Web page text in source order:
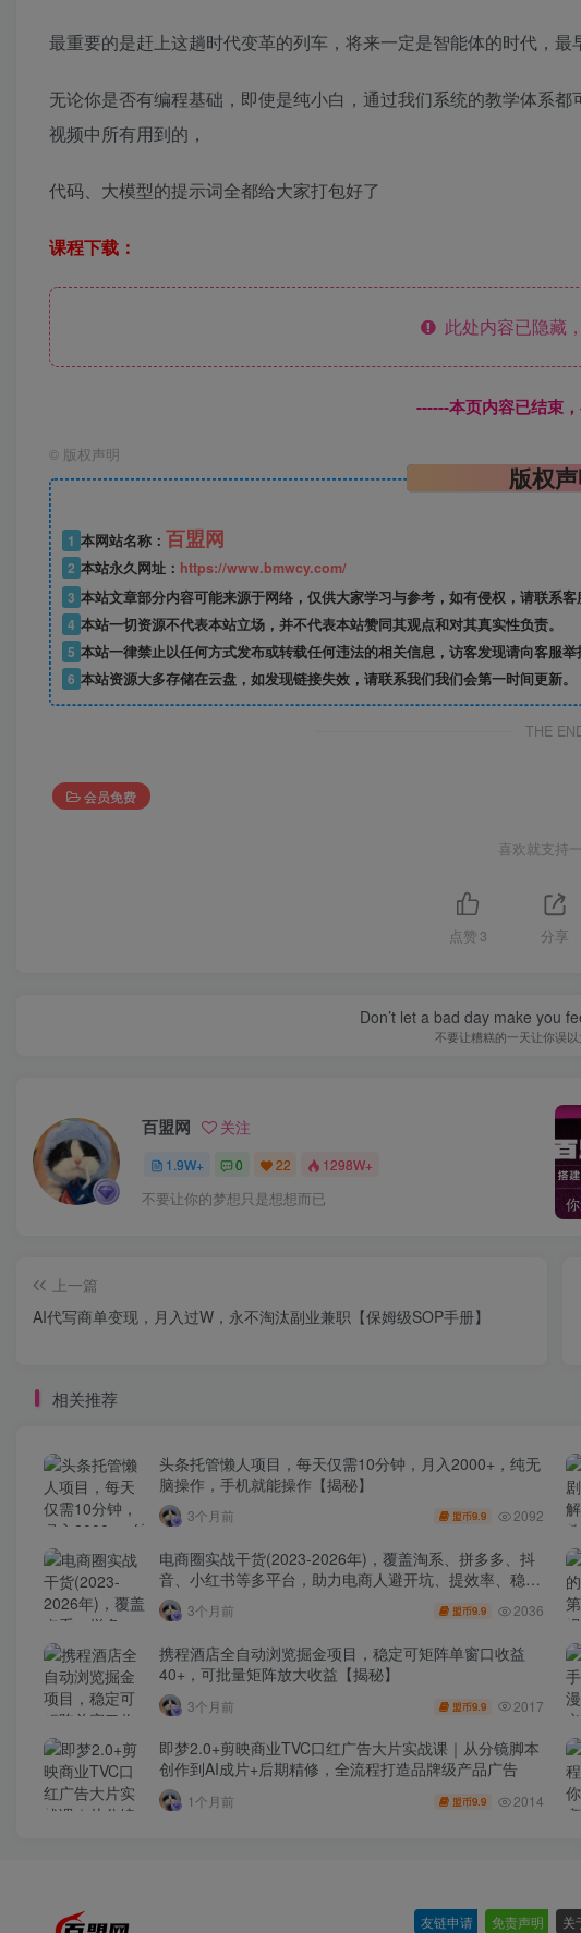
最重要的是赶上这趟时代变革的列车，将来一定是智能体的时代，最
无论你是否有编程基础，即使是纯小白，通过我们系统的教学体系
视频中所有用到的，
代码、大模型的提示词全都给大家打包好了
课程下载：
此处内容已隐藏
------本页内容已结束
© 版权声明
版权
1 本网站名称： 百盟网
2 本站永久网址： https://www.bmwcy.com/
3 本站文章部分内容可能来源于网络，仅供大家学习与参考，如有侵权，请联系客
4 本站一切资源不代表本站立场，并不代表本站赞同其观点和对其真实性负责。
5 本站一律禁止以任何方式发布或转载任何违法的相关信息，访客发现请向客服举
6 本站资源大多存储在云盘，如发现链接失效，请联系我们我们会第一时间更新。
THE
会员免费
喜欢就支持
点赞 3 分享
Don’t let a bad day make you
不要让糟糕的一天让你误
百盟网 关注
1.9W+ 0 22 1298W+
不要让你的梦想只是想想而已
上一篇
AI代写商单变现，月入过W，永不淘汰副业兼职【保姆级SOP手册】
相关推荐
头条托管懒人项目，每天仅需10分钟，月入2000+，纯无
脑操作，手机就能操作【揭秘】
3个月前 盟币9.9 2092
电商圈实战干货(2023-2026年)，覆盖淘系、拼多多、抖
音、小红书等多平台，助力电商人避开坑、提效率、稳盈
利(更新4月)
3个月前 盟币9.9 2036
携程酒店全自动浏览掘金项目，稳定可矩阵单窗口收益
40+，可批量矩阵放大收益【揭秘】
3个月前 盟币9.9 2017
即梦2.0+剪映商业TVC口红广告大片实战课｜从分镜脚本
创作到AI成片+后期精修，全流程打造品牌级产品广告
1个月前 盟币9.9 2014
友链申请 免责声明 关